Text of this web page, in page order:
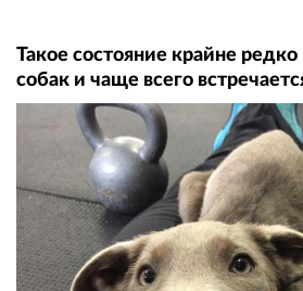
Такое состояние крайне
собак и чаще всего